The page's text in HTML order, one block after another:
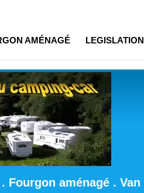
AMÉNAGÉ LEGISLATION
Fourgon aménagé . Van